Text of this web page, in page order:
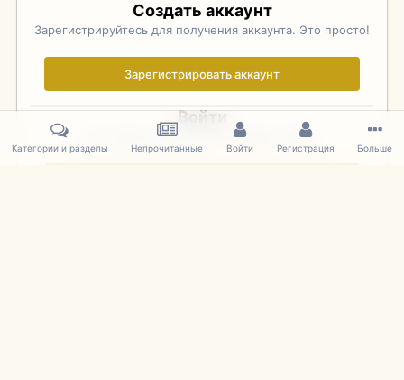
Создать аккаунт
Зарегистрируйтесь для получения аккаунта. Это просто!
Зарегистрировать аккаунт
Войти
Уже зарегистрированы? Войдите здесь.
Категории и разделы Непрочитанные Войти Регистрация Больше